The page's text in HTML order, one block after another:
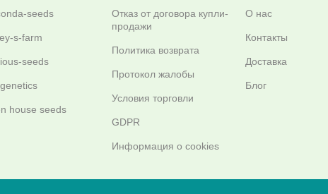
seeds
s-farm
seeds
house seeds
Отказ от договора купли-
продажи
Политика возврата
Протокол жалобы
Условия торговли
GDPR
Информация о cookies
О нас
Контакты
Доставка
Блог